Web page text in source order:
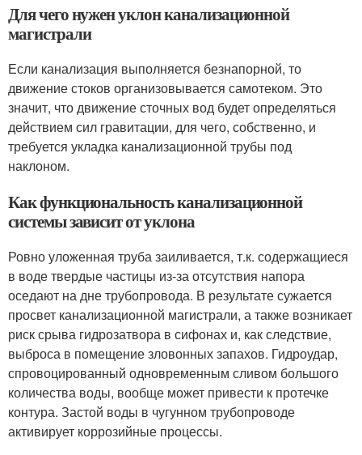
Для чего нужен уклон канализационной
магистрали
Если канализация выполняется безнапорной, то
движение стоков организовывается самотеком. Это
значит, что движение сточных вод будет определяться
действием сил гравитации, для чего, собственно, и
требуется укладка канализационной трубы под
наклоном.
Как функциональность канализационной
системы зависит от уклона
Ровно уложенная труба заиливается, т.к. содержащиеся
в воде твердые частицы из-за отсутствия напора
оседают на дне трубопровода. В результате сужается
просвет канализационной магистрали, а также возникает
риск срыва гидрозатвора в сифонах и, как следствие,
выброса в помещение зловонных запахов. Гидроудар,
спровоцированный одновременным сливом большого
количества воды, вообще может привести к протечке
контура. Застой воды в чугунном трубопроводе
активирует коррозийные процессы.